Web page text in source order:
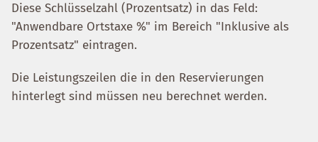
Diese Schlüsselzahl (Prozentsatz) in das Feld:
"Anwendbare Ortstaxe %" im Bereich "Inklusive als
Prozentsatz" eintragen.
Die Leistungszeilen die in den Reservierungen
hinterlegt sind müssen neu berechnet werden.